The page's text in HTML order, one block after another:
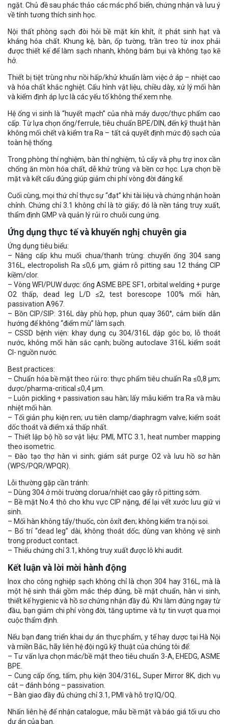
ngặt. Chủ đề sau phác thảo các mác phổ biến, chứng nhận và lưu ý
về tính tương thích sinh học.
Nội thất phòng sạch đòi hỏi bề mặt kín khít, ít phát sinh hạt và
kháng hóa chất. Khung kệ, bàn, ốp tường, trần treo từ inox phải
được thiết kế để làm sạch nhanh, không bám bụi và không tạo kẽ
hở.
Thiết bị tiệt trùng như nồi hấp/khử khuẩn làm việc ở áp – nhiệt cao
và hóa chất khắc nghiệt. Cấu hình vật liệu, chiều dày, xử lý mối hàn
và kiểm định áp lực là các yếu tố không thể xem nhẹ.
Hệ ống vi sinh là “huyết mạch” của nhà máy dược/thực phẩm cao
cấp. Từ lựa chọn ống/ferrule, tiêu chuẩn BPE/DIN, đến kỹ thuật hàn
không mối chết và kiểm tra Ra – tất cả quyết định mức độ sạch của
toàn hệ thống.
Trong phòng thí nghiệm, bàn thí nghiệm, tủ cấy và phụ trợ inox cần
chống ăn mòn hóa chất, dễ khử trùng và bền cơ học. Lựa chọn bề
mặt và kết cấu đúng giúp giảm chi phí vòng đời đáng kể.
Cuối cùng, mọi thứ chỉ thực sự “đạt” khi tài liệu và chứng nhận hoàn
chỉnh. Chứng chỉ 3.1 không chỉ là tờ giấy; đó là nền tảng truy xuất,
thẩm định GMP và quản lý rủi ro chuỗi cung ứng.
Ứng dụng thực tế và khuyến nghị chuyên gia
Ứng dụng tiêu biểu:
– Nâng cấp khu muối chua/thanh trùng: chuyển ống 304 sang
316L, electropolish Ra ≤0,6 µm, giảm rỗ pitting sau 12 tháng CIP
kiềm/clor.
– Vòng WFI/PUW dược: ống ASME BPE SF1, orbital welding + purge
O2 thấp, dead leg L/D ≤2, test borescope 100% mối hàn,
passivation A967.
– Bồn CIP/SIP: 316L dày phù hợp, phun quay 360°, cảm biến dẫn
hướng để không “điểm mù” làm sạch.
– CSSD bệnh viện: khay dụng cụ 304/316L dập góc bo, lỗ thoát
nước, không mối hàn sắc cạnh; buồng autoclave 316L kiểm soát
Cl- nguồn nước.
Best practices:
– Chuẩn hóa bề mặt theo rủi ro: thực phẩm tiêu chuẩn Ra ≤0,8 µm;
dược/pharma-critical ≤0,4 µm.
– Luôn pickling + passivation sau hàn; lấy mẫu kiểm tra Ra và màu
nhiệt mối hàn.
– Tối giản phụ kiện ren; ưu tiên clamp/diaphragm valve; kiểm soát
dốc thoát và điểm xả thấp nhất.
– Thiết lập bộ hồ sơ vật liệu: PMI, MTC 3.1, heat number mapping
theo isometric.
– Đào tạo thợ hàn vi sinh; giám sát purge O2 và lưu hồ sơ hàn
(WPS/PQR/WPQR).
Lỗi thường gặp cần tránh:
– Dùng 304 ở môi trường clorua/nhiệt cao gây rỗ pitting sớm.
– Bề mặt No.4 thô cho khu vực CIP nặng, để lại vết xước lưu giữ vi
sinh.
– Mối hàn không tẩy/thuốc, còn ôxít đen; không kiểm tra nội soi.
– Bố trí “dead leg” dài, không thoát dốc; dùng van không vệ sinh
trong product contact.
– Thiếu chứng chỉ 3.1, không truy xuất được lô khi audit.
Kết luận và lời mời hành động
Inox cho công nghiệp sạch không chỉ là chọn 304 hay 316L, mà là
một hệ sinh thái gồm mác thép đúng, bề mặt chuẩn, hàn vi sinh,
thiết kế hygienic và hồ sơ chứng nhận đầy đủ. Khi làm đúng ngay từ
đầu, bạn giảm chi phí vòng đời, tăng uptime và tự tin vượt qua mọi
cuộc thẩm định.
Nếu bạn đang triển khai dự án thực phẩm, y tế hay dược tại Hà Nội
và miền Bắc, hãy liên hệ đội ngũ kỹ thuật của chúng tôi để:
– Tư vấn lựa chọn mác/bề mặt theo tiêu chuẩn 3-A, EHEDG, ASME
BPE.
– Cung cấp ống, tấm, phụ kiện 304/316L, Super Mirror 8K, dịch vụ
cắt – đánh bóng – passivation.
– Bàn giao đầy đủ chứng chỉ 3.1, PMI và hỗ trợ IQ/OQ.
Nhấn liên hệ để nhận catalogue, mẫu bề mặt và báo giá tối ưu cho
dự án của bạn.